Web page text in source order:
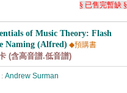
§ 已售完暫缺 §
of Music Theory: Flash
Naming (Alfred) ◆預購書
(含高音譜.低音譜)
Andrew Surman